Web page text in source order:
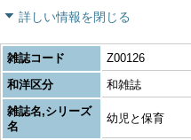
詳しい情報を閉じる
雑誌コード
Z00126
和洋区分
和雑誌
雑誌名,シリーズ
名
幼児と保育